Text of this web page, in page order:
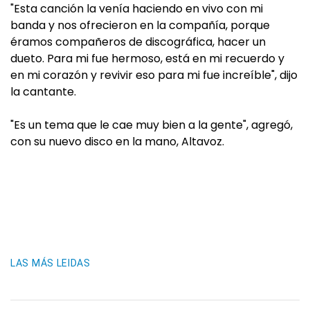
"Esta canción la venía haciendo en vivo con mi
banda y nos ofrecieron en la compañía, porque
éramos compañeros de discográfica, hacer un
dueto. Para mi fue hermoso, está en mi recuerdo y
en mi corazón y revivir eso para mi fue increíble", dijo
la cantante.
"Es un tema que le cae muy bien a la gente", agregó,
con su nuevo disco en la mano, Altavoz.
LAS MÁS LEIDAS